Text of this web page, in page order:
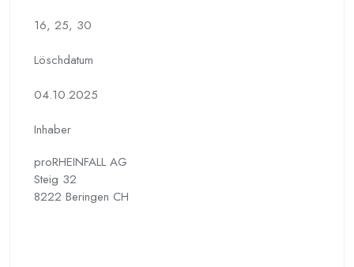
16, 25, 30
Löschdatum
04.10.2025
Inhaber
proRHEINFALL AG
Steig 32
8222 Beringen CH